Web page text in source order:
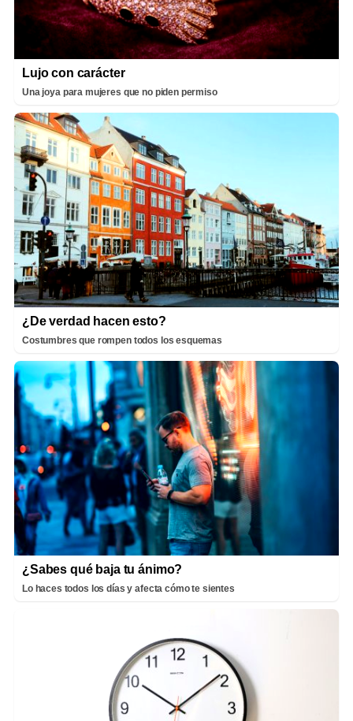
Lujo con carácter
Una joya para mujeres que no piden permiso
¿De verdad hacen esto?
Costumbres que rompen todos los esquemas
¿Sabes qué baja tu ánimo?
Lo haces todos los días y afecta cómo te sientes